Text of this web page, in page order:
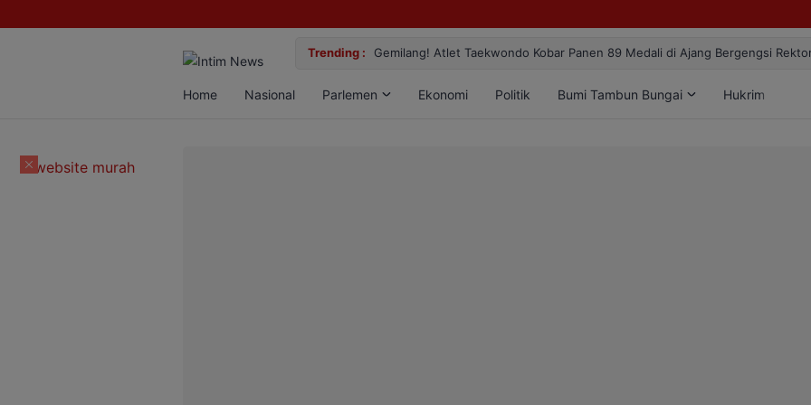
Trending : Gemilang! Atlet Taekwondo Kobar Panen 89 Medali di Ajang Bergengsi
Home Nasional Parlemen Ekonomi Politik Bumi Tambun Bungai Hukrim